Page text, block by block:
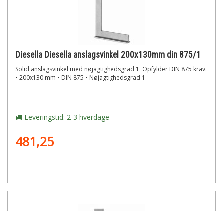
Diesella Diesella anslagsvinkel 200x130mm din 875/1
Solid anslagsvinkel med nøjagtighedsgrad 1. Opfylder DIN 875 krav.
• 200x130 mm • DIN 875 • Nøjagtighedsgrad 1
Leveringstid: 2-3 hverdage
481,25